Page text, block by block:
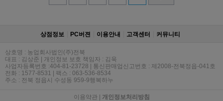
상점정보 PC버젼 이용안내 고객센터 커뮤니티
상호명 : 농업회사법인(주)전북
대표 : 김상준 | 개인정보 보호 책임자 : 김욱
사업자등록번호 :404-81-23728 | 통신판매업신고번호 : 제2008-전북정읍-041호
전화 : 1577-8531 | 팩스 : 063-536-8534
주소 : 전북 정읍시 수성동 959-9행복하누
이용약관| 개인정보처리방침